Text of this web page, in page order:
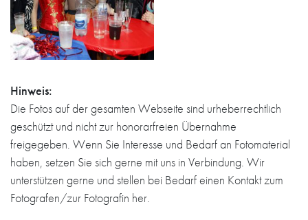
Hinweis:
Die Fotos auf der gesamten Webseite sind urheberrechtlich
geschützt und nicht zur honorarfreien Übernahme
freigegeben. Wenn Sie Interesse und Bedarf an Fotomaterial
haben, setzen Sie sich gerne mit uns in Verbindung. Wir
unterstützen gerne und stellen bei Bedarf einen Kontakt zum
Fotografen/zur Fotografin her.